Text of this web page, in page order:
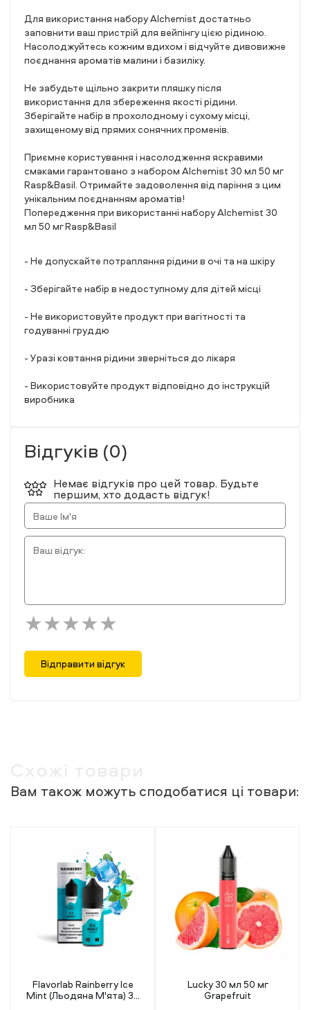
Для використання набору Alchemist достатньо
заповнити ваш пристрій для вейпінгу цією рідиною.
Насолоджуйтесь кожним вдихом і відчуйте дивовижне
поєднання ароматів малини і базиліку.
Не забудьте щільно закрити пляшку після
використання для збереження якості рідини.
Зберігайте набір в прохолодному і сухому місці,
захищеному від прямих сонячних променів.
Приємне користування і насолодження яскравими
смаками гарантовано з набором Alchemist 30 мл 50 мг
Rasp&Basil. Отримайте задоволення від паріння з цим
унікальним поєднанням ароматів!
Попередження при використанні набору Alchemist 30
мл 50 мг Rasp&Basil
- Не допускайте потрапляння рідини в очі та на шкіру
- Зберігайте набір в недоступному для дітей місці
- Не використовуйте продукт при вагітності та
годуванні груддю
- У разі ковтання рідини зверніться до лікаря
- Використовуйте продукт відповідно до інструкцій
виробника
Відгуків (0)
Немає відгуків про цей товар. Будьте
першим, хто додасть відгук!
Відправити відгук
Вам також можуть сподобатися ці товари:
Lucky 30 мл 50 мг
Grapefruit
Octobar X Berry Mix
(Ягідний Мікс) 15 мл 50 мг